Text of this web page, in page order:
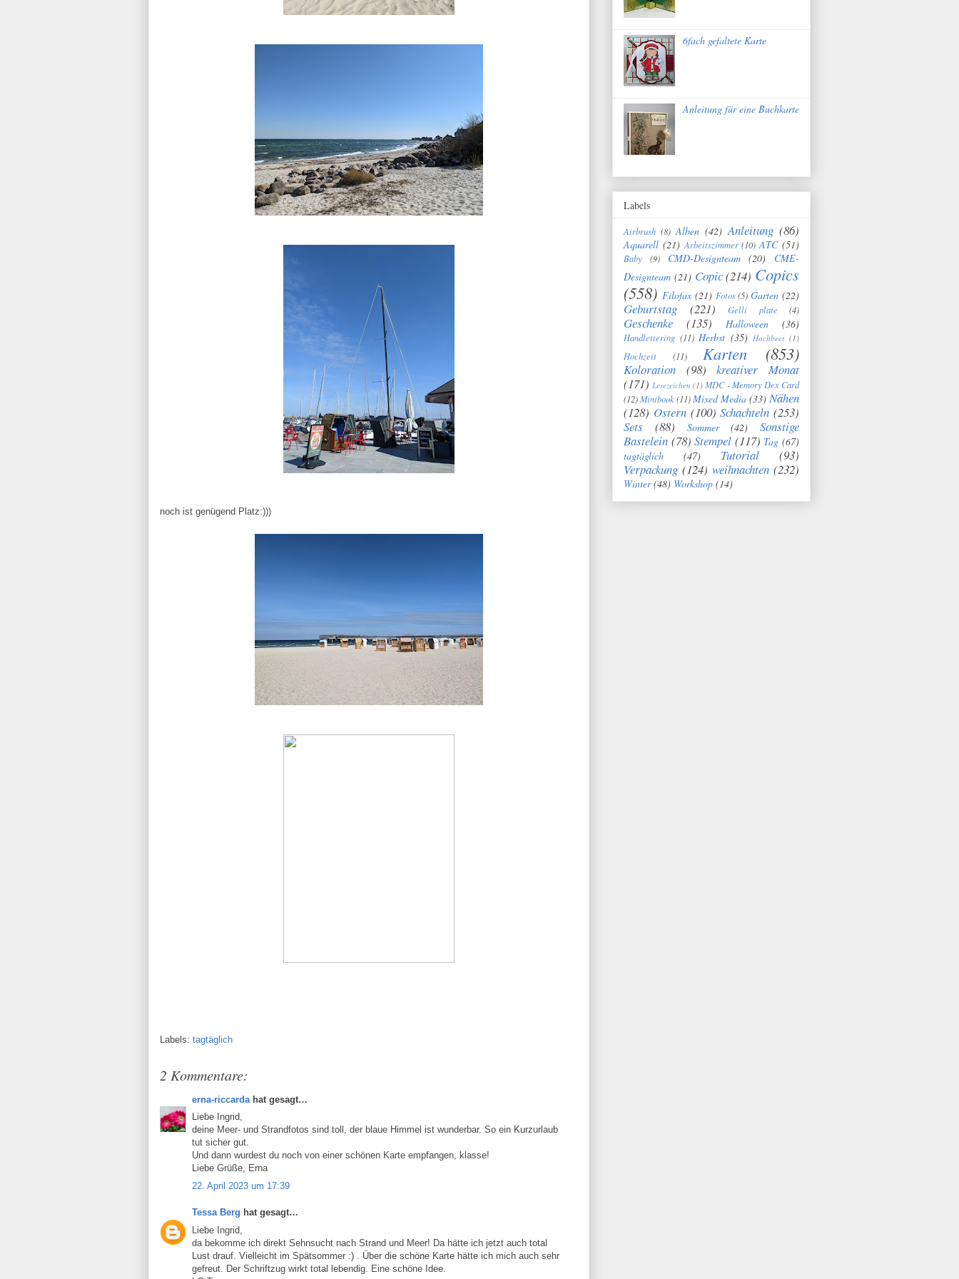
noch ist genügend Platz:)))
Labels: tagtäglich
2 Kommentare:
erna-riccarda hat gesagt…
Liebe Ingrid,
deine Meer- und Strandfotos sind toll, der blaue Himmel ist wunderbar. So ein Kurzurlaub
tut sicher gut.
Und dann wurdest du noch von einer schönen Karte empfangen, klasse!
Liebe Grüße, Erna
22. April 2023 um 17:39
Tessa Berg hat gesagt…
Liebe Ingrid,
da bekomme ich direkt Sehnsucht nach Strand und Meer! Da hätte ich jetzt auch total
Lust drauf. Vielleicht im Spätsommer :) . Über die schöne Karte hätte ich mich auch sehr
gefreut. Der Schriftzug wirkt total lebendig. Eine schöne Idee.
6fach gefaltete Karte
Anleitung für eine Buchkarte
Labels
Airbrush (8) Alben (42) Anleitung (86)
Aquarell (21) Arbeitszimmer (10) ATC (51)
Baby (9) CMD-Designteam (20)
CME-
Designteam (21) Copic (214) Copics
(558) Filofax (21) Fotos (5) Garten (22)
Geburtstag (221) Gelli plate (4)
Geschenke (135) Halloween (36)
Handlettering (11) Herbst (35) Hochbeet (1)
Hochzeit (11) Karten (853)
Koloration (98)
kreativer Monat
(171) Lesezeichen (1) MDC - Memory Dex Card
(12)Minibook(11) Mixed Media (33) Nähen
(128) Ostern (100) Schachteln (253)
Sets
(88) Sommer (42)
Sonstige
Bastelein (78) Stempel (117) Tag (67)
tagtäglich
(47) Tutorial
(93)
Verpackung (124) weihnachten (232)
Winter (48) Workshop (14)